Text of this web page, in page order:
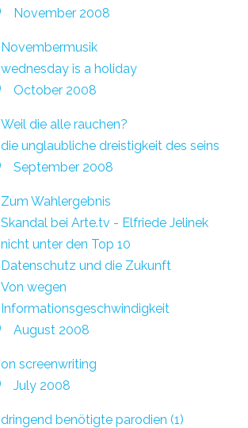
November 2008
Novembermusik
wednesday is a holiday
October 2008
Weil die alle rauchen?
die unglaubliche dreistigkeit des seins
September 2008
Zum Wahlergebnis
Skandal bei Arte.tv - Elfriede Jelinek
nicht unter den Top 10
Datenschutz und die Zukunft
Von wegen
Informationsgeschwindigkeit
August 2008
on screenwriting
July 2008
dringend benötigte parodien (1)